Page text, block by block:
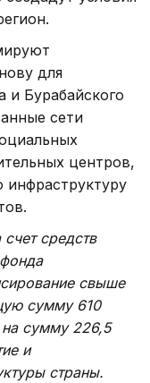
для
и Бурабайского
сети
центров,
средств
свыше
сумму 610
сумму 226,5
и
страны.